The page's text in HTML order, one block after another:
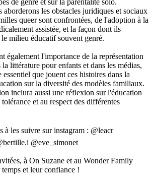
de genre et sur la parentalité solo.
aborderons les obstacles juridiques et sociaux
queer sont confrontées, de l'adoption à la
assistée, et la façon dont ils
milieu éducatif souvent genré.
également l'importance de la représentation
littérature pour enfants et dans les médias,
essentiel que jouent ces histoires dans la
sur la diversité des modèles familiaux.
inclura aussi une réflexion sur l'éducation
et au respect des différentes
à les suivre sur instagram : @leacr
@eve_simonet
à On Suzane et au Wonder Family
et leur confiance !